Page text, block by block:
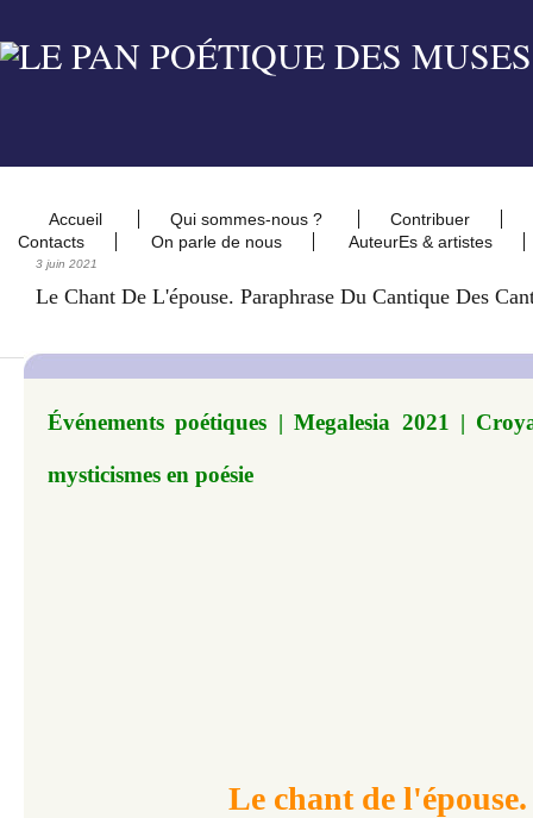
Accueil Qui sommes-nous ?
Contribuer
Contacts
On parle de nous AuteurEs & artistes
3 juin 2021
Le Chant De L'épouse. Paraphrase Du Cantique Des
Événements poétiques | Megalesia 2021 |
mysticismes en poésie
Le chant de l'épouse.